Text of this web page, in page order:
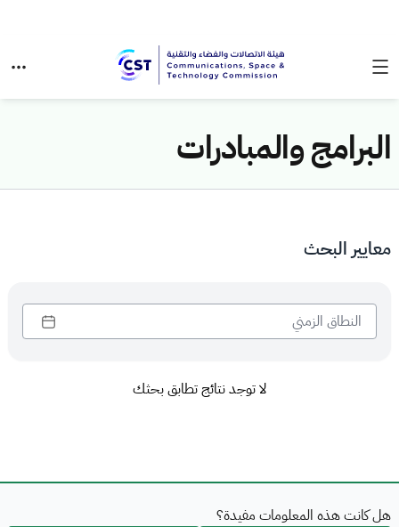
البرامج والمبادرات
معايير البحث
لا توجد نتائج تطابق بحثك
هل كانت هذه المعلومات مفيدة؟